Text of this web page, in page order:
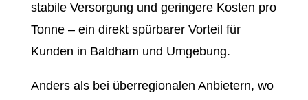
stabile Versorgung und geringere Kosten pro
Tonne – ein direkt spürbarer Vorteil für
Kunden in Baldham und Umgebung.
Anders als bei überregionalen Anbietern, wo